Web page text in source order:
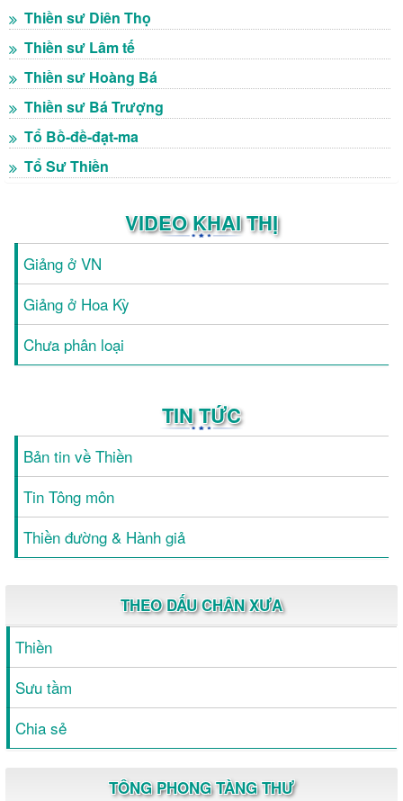
Thiền sư Diên Thọ
Thiền sư Lâm tế
Thiền sư Hoàng Bá
Thiền sư Bá Trượng
Tổ Bồ-đề-đạt-ma
Tổ Sư Thiền
VIDEO KHAI THỊ
Giảng ở VN
Giảng ở Hoa Kỳ
Chưa phân loại
TIN TỨC
Bản tin về Thiền
Tin Tông môn
Thiền đường & Hành giả
THEO DẤU CHÂN XƯA
Thiền
Sưu tầm
Chia sẻ
TÔNG PHONG TÀNG THƯ